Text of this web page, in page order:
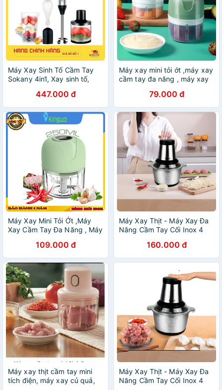
Máy Xay Sinh Tố Cầm Tay
Sokany 4in1, Xay sinh tố,
447.000 đ
Máy xay mini tỏi ớt ,máy xay
cầm tay đa năng , máy xay
79.000 đ
Máy Xay Mini Tỏi Ớt ,Máy
Xay Cầm Tay Đa Năng , Máy
109.000 đ
Máy Xay Thịt - Máy Xay Đa
Năng Cầm Tay Cối Inox 4
160.000 đ
Máy xay thịt cầm tay mini
tích điện, máy xay củ quả,
Máy Xay Thịt - Máy Xay Đa
Năng Cầm Tay Cối Inox 4